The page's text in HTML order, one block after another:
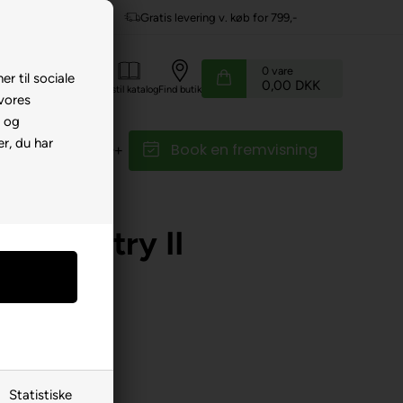
til sociale
og
du har
Statistiske
Service hos dig
Bestil katalogFind butik
0 vare
0,00 DKK
Reservedele Book en fremvisning
Country II